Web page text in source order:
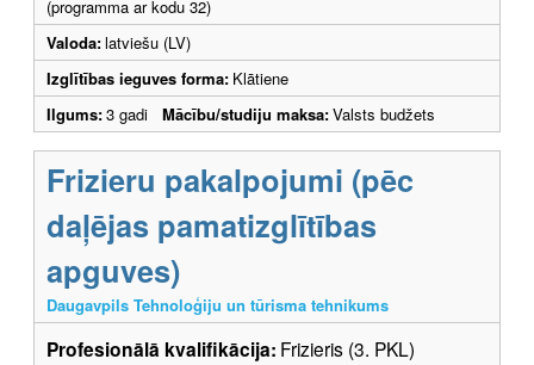
(programma ar kodu 32)
Valoda:latviešu (LV)
Izglītības ieguves forma: Klātiene
Ilgums:3 gadi Mācību/studiju maksa:Valsts budžets
Frizieru pakalpojumi (pēc
daļējas pamatizglītības
apguves)
Daugavpils Tehnoloģiju un tūrisma tehnikums
Profesionālā kvalifikācija: Frizieris (3. PKL)